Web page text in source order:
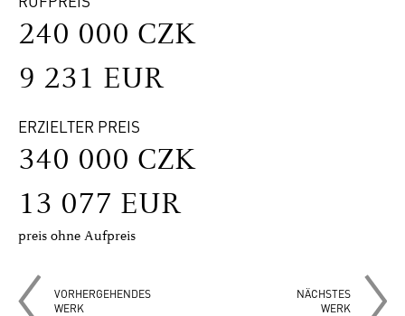
240 000 CZK
9 231 EUR
ERZIELTER PREIS
340 000 CZK
13 077 EUR
preis ohne Aufpreis
VORHERGEHENDES
WERK
NÄCHSTES
WERK